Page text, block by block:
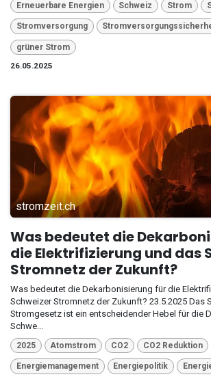
Erneuerbare Energien Schweiz Strom
Stromversorgung
grüner Strom
26.05.2025
stromzeit.ch
Was bedeutet die
die Elektrifizierung und das
Stromnetz der Zukunft?
Was bedeutet die Dekarbonisierung für die
Schweizer Stromnetz der Zukunft? 23.5.2025 Das
Stromgesetz ist ein entscheidender Hebel für die
Schwe...
2025 Atomstrom CO2 CO2 Reduktion
Energiemanagement Energiepolitik